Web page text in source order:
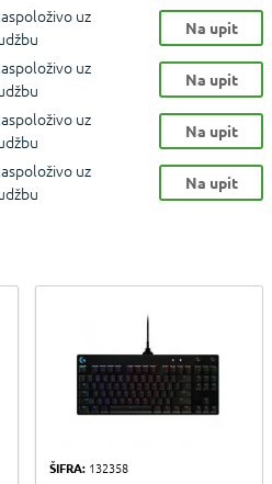
uz
Na upit
uz
Na upit
uz
Na upit
uz
Na upit
ŠIFRA:132358